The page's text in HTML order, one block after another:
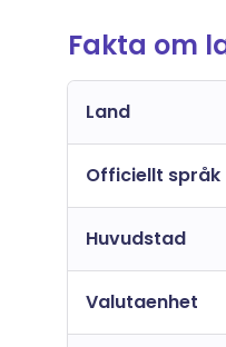
Fakta om
Land
Officiellt språk
Huvudstad
Valutaenhet